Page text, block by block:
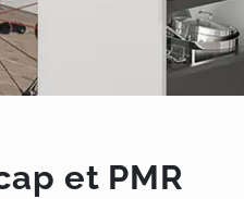
et PMR